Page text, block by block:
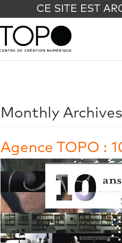
CE SITE EST
Monthly
Agence TOPO :